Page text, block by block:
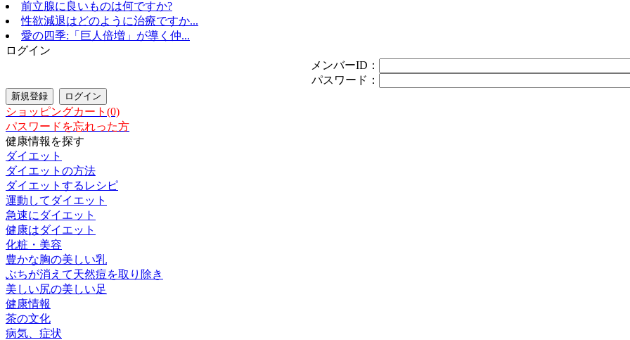
前立腺に良いものは何ですか?
性欲減退はどのように治療ですか...
愛の四季:「巨人倍増」が導く仲...
ログイン
メンバーID：
パスワード：
ショッピングカート(0)
パスワードを忘れった方
健康情報を探す
ダイエット
ダイエットの方法
ダイエットするレシピ
運動してダイエット
急速にダイエット
健康はダイエット
化粧・美容
豊かな胸の美しい乳
ぶちが消えて天然痘を取り除き
美しい尻の美しい足
健康情報
茶の文化
病気、症状